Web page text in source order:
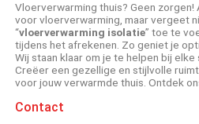
Vloerverwarming thuis? Geen
voor vloerverwarming, maar vergeet
“vloerverwarming isolatie” toe te
tijdens het afrekenen. Zo geniet je
Wij staan klaar om je te helpen bij elke
Creëer een gezellige en stijlvolle
voor jouw verwarmde thuis. Ontdek
Contact